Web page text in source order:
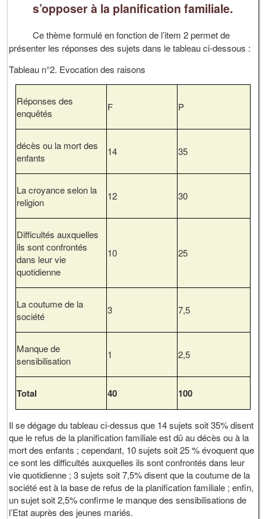
s’opposer à la planification familiale.
Ce thème formulé en fonction de l’item 2 permet de
présenter les réponses des sujets dans le tableau ci-dessous :
Tableau n°2. Evocation des raisons
Réponses des
enquêtés
F P
décès ou la mort des
enfants
14 35
La croyance selon la
religion
12 30
Difficultés auxquelles
ils sont confrontés
dans leur vie
quotidienne
10 25
La coutume de la
société
3 7,5
Manque de
sensibilisation
1 2,5
Total 40 100
Il se dégage du tableau ci-dessus que 14 sujets soit 35% disent
que le refus de la planification familiale est dû au décès ou à la
mort des enfants ; cependant, 10 sujets soit 25 % évoquent que
ce sont les difficultés auxquelles ils sont confrontés dans leur
vie quotidienne ; 3 sujets soit 7,5% disent que la coutume de la
société est à la base de refus de la planification familiale ; enfin,
un sujet soit 2,5% confirme le manque des sensibilisations de
l’Etat auprès des jeunes mariés.